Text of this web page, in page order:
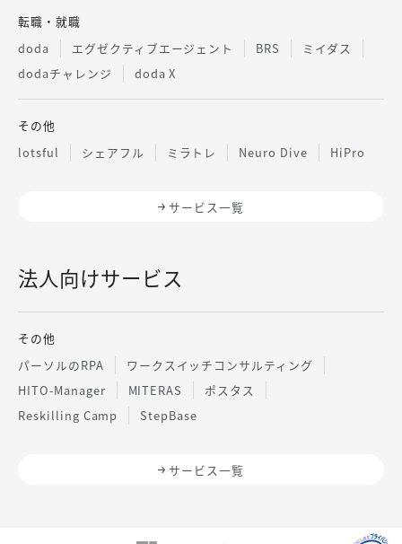
転職・就職
doda
エグゼクティブエージェント BRS
ミイダス
dodaチャレンジ
doda X
その他
lotsful
シェアフル ミラトレ Neuro Dive HiPro
サービス一覧
法人向けサービス
その他
パーソルのRPA
ワークスイッチコンサルティング
HITO-Manager
MITERAS
ポスタス
Reskilling Camp
StepBase
サービス一覧